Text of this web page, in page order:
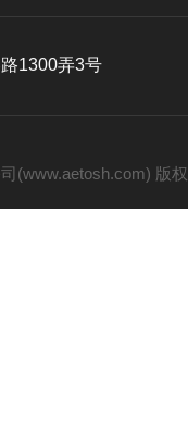
1300弄3号
司(www.aetosh.com)